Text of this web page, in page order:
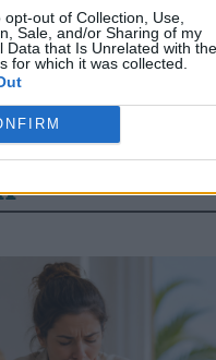
opt-out of Collection, Use,
Sale, and/or Sharing of my
Data that Is Unrelated with the
for which it was collected.